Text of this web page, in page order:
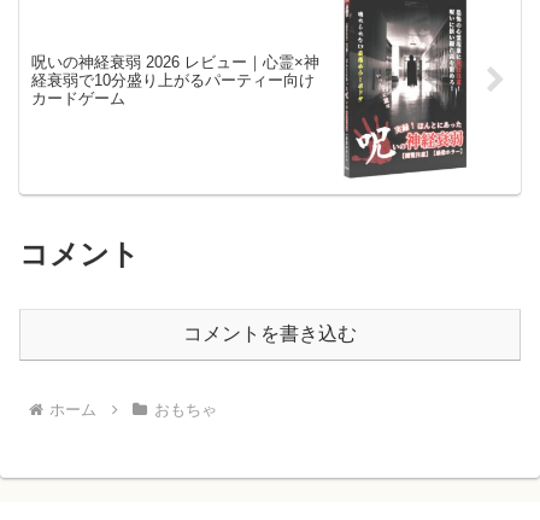
呪いの神経衰弱 2026 レビュー｜心霊×神
経衰弱で10分盛り上がるパーティー向け
カードゲーム
コメント
コメントを書き込む
ホーム おもちゃ